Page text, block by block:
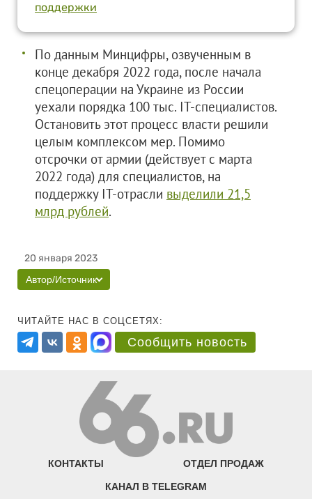
поддержки
По данным Минцифры, озвученным в
конце декабря 2022 года, после начала
спецоперации на Украине из России
уехали порядка 100 тыс. IT-специалистов.
Остановить этот процесс власти решили
целым комплексом мер. Помимо
отсрочки от армии (действует с марта
2022 года) для специалистов, на
поддержку IT-отрасли выделили 21,5
млрд рублей.
20 января 2023
Автор/Источник
ЧИТАЙТЕ НАС В СОЦСЕТЯХ:
Сообщить новость
КОНТАКТЫ ОТДЕЛ ПРОДАЖ
КАНАЛ В TELEGRAM